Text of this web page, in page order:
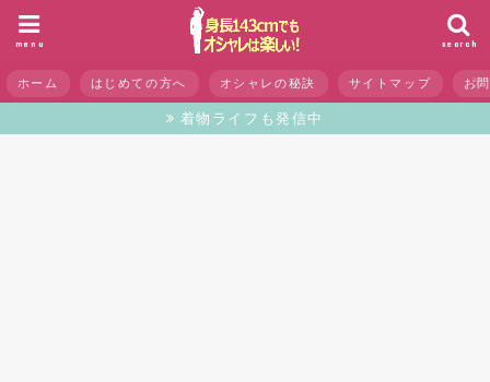
search
menu
ホーム はじめての方へ オシャレの秘訣 サイトマップ お
着物ライフも発信中